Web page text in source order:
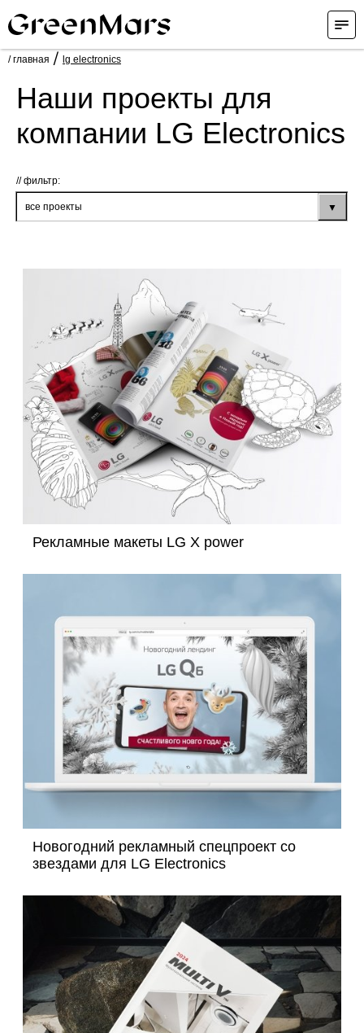
/ главная / lg electronics
Наши проекты для
компании LG Electronics
фильтр:
Рекламные макеты LG X power
Новогодний рекламный спецпроект со
звездами для LG Electronics